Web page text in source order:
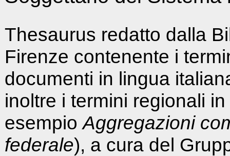
Thesaurus redatto dalla
Firenze contenente i
documenti in lingua
inoltre i termini regionali
esempioAggregazioni
federale), a cura del